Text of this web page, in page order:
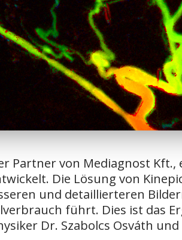
Partner von Mediagnost
Die Lösung von
und detaillierteren
führt. Dies ist das
Dr. Szabolcs Osváth